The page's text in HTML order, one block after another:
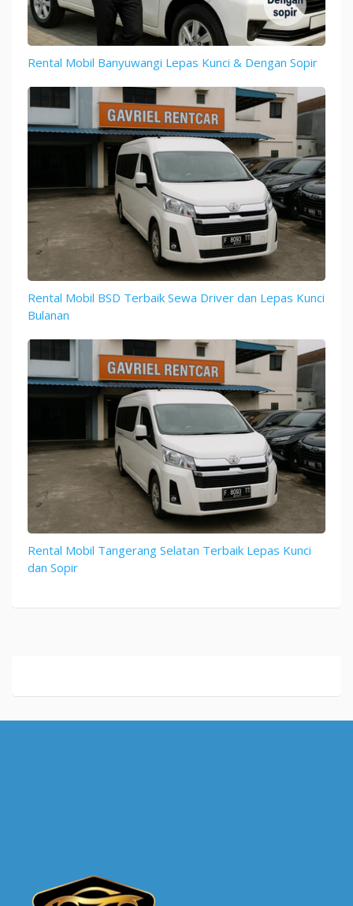
Rental Mobil Banyuwangi Lepas Kunci & Dengan Sopir
Rental Mobil BSD Terbaik Sewa Driver dan Lepas Kunci
Bulanan
Rental Mobil Tangerang Selatan Terbaik Lepas Kunci
dan Sopir